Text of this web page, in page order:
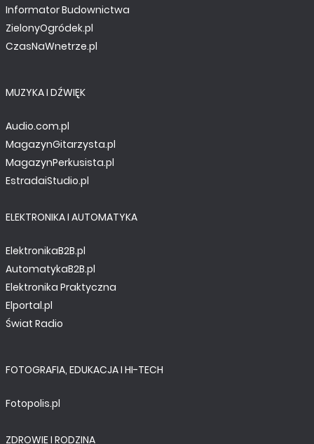
Informator Budownictwa
ZielonyOgródek.pl
CzasNaWnetrze.pl
MUZYKA I DŹWIĘK
Audio.com.pl
MagazynGitarzysta.pl
MagazynPerkusista.pl
EstradaiStudio.pl
ELEKTRONIKA I AUTOMATYKA
ElektronikaB2B.pl
AutomatykaB2B.pl
Elektronika Praktyczna
Elportal.pl
Świat Radio
FOTOGRAFIA, EDUKACJA I HI-TECH
Fotopolis.pl
ZDROWIE I RODZINA